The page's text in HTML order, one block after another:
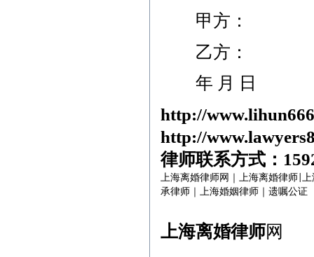
甲方：
乙方：
年 月 日
http://
http://
律师联系方式：
上海离婚律师网 ｜ 上海离婚律师
承律师｜ 上海婚姻律师｜ 遗嘱公证
上海离婚律师网